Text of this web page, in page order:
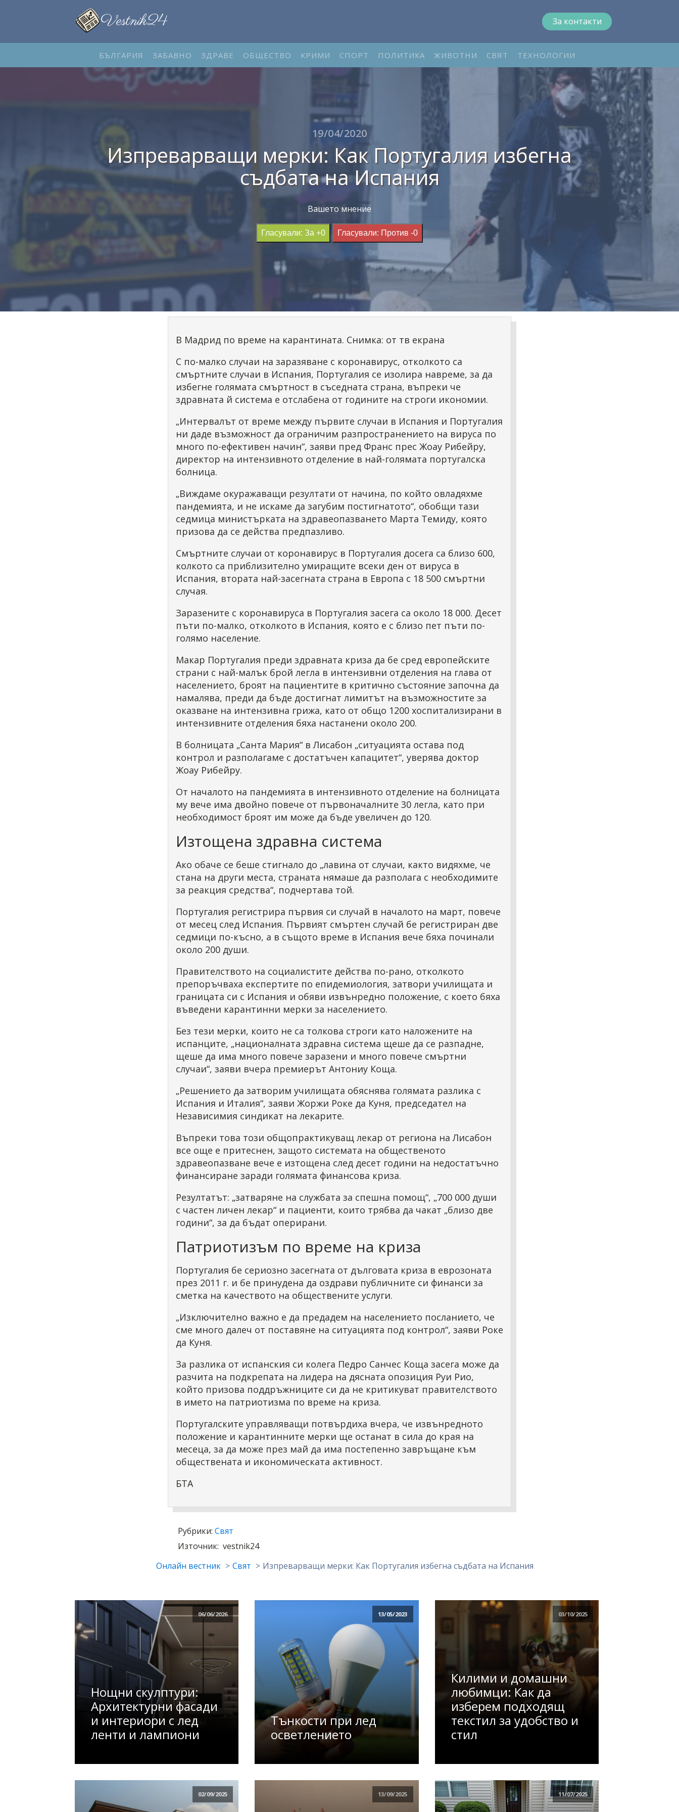
За контакти
БЪЛГАРИЯ ЗАБАВНО ЗДРАВЕ ОБЩЕСТВО КРИМИ СПОРТ ПОЛИТИКА ЖИВОТНИ СВЯТ ТЕХНОЛОГИИ
19/04/2020
Изпреварващи мерки: Как Португалия избегна
съдбата на Испания
Вашето мнение
Гласували: За +0 Гласували: Против -0
В Мадрид по време на карантината. Снимка: от тв екрана
С по-малко случаи на заразяване с коронавирус, отколкото са
смъртните случаи в Испания, Португалия се изолира навреме, за да
избегне голямата смъртност в съседната страна, въпреки че
здравната й система е отслабена от годините на строги икономии.
„Интервалът от време между първите случаи в Испания и Португалия
ни даде възможност да ограничим разпространението на вируса по
много по-ефективен начин“, заяви пред Франс прес Жоау Рибейру,
директор на интензивното отделение в най-голямата португалска
болница.
„Виждаме окуражаващи резултати от начина, по който овладяхме
пандемията, и не искаме да загубим постигнатото“, обобщи тази
седмица министърката на здравеопазването Марта Темиду, която
призова да се действа предпазливо.
Смъртните случаи от коронавирус в Португалия досега са близо 600,
колкото са приблизително умиращите всеки ден от вируса в
Испания, втората най-засегната страна в Европа с 18 500 смъртни
случая.
Заразените с коронавируса в Португалия засега са около 18 000. Десет
пъти по-малко, отколкото в Испания, която е с близо пет пъти по-
голямо население.
Макар Португалия преди здравната криза да бе сред европейските
страни с най-малък брой легла в интензивни отделения на глава от
населението, броят на пациентите в критично състояние започна да
намалява, преди да бъде достигнат лимитът на възможностите за
оказване на интензивна грижа, като от общо 1200 хоспитализирани в
интензивните отделения бяха настанени около 200.
В болницата „Санта Мария“ в Лисабон „ситуацията остава под
контрол и разполагаме с достатъчен капацитет“, уверява доктор
Жоау Рибейру.
От началото на пандемията в интензивното отделение на болницата
му вече има двойно повече от първоначалните 30 легла, като при
необходимост броят им може да бъде увеличен до 120.
Изтощена здравна система
Ако обаче се беше стигнало до „лавина от случаи, както видяхме, че
стана на други места, страната нямаше да разполага с необходимите
за реакция средства“, подчертава той.
Португалия регистрира първия си случай в началото на март, повече
от месец след Испания. Първият смъртен случай бе регистриран две
седмици по-късно, а в същото време в Испания вече бяха починали
около 200 души.
Правителството на социалистите действа по-рано, отколкото
препоръчваха експертите по епидемиология, затвори училищата и
границата си с Испания и обяви извънредно положение, с което бяха
въведени карантинни мерки за населението.
Без тези мерки, които не са толкова строги като наложените на
испанците, „националната здравна система щеше да се разпадне,
щеше да има много повече заразени и много повече смъртни
случаи“, заяви вчера премиерът Антониу Коща.
„Решението да затворим училищата обяснява голямата разлика с
Испания и Италия“, заяви Жоржи Роке да Куня, председател на
Независимия синдикат на лекарите.
Въпреки това този общопрактикуващ лекар от региона на Лисабон
все още е притеснен, защото системата на общественото
здравеопазване вече е изтощена след десет години на недостатъчно
финансиране заради голямата финансова криза.
Резултатът: „затваряне на службата за спешна помощ“, „700 000 души
с частен личен лекар“ и пациенти, които трябва да чакат „близо две
години“, за да бъдат оперирани.
Патриотизъм по време на криза
Португалия бе сериозно засегната от дълговата криза в еврозоната
през 2011 г. и бе принудена да оздрави публичните си финанси за
сметка на качеството на обществените услуги.
„Изключително важно е да предадем на населението посланието, че
сме много далеч от поставяне на ситуацията под контрол“, заяви Роке
да Куня.
За разлика от испанския си колега Педро Санчес Коща засега може да
разчита на подкрепата на лидера на дясната опозиция Руи Рио,
който призова поддръжниците си да не критикуват правителството
в името на патриотизма по време на криза.
Португалските управляващи потвърдиха вчера, че извънредното
положение и карантинните мерки ще останат в сила до края на
месеца, за да може през май да има постепенно завръщане към
обществената и икономическата активност.
БТА
Рубрики: Свят
Източник: vestnik24
Онлайн вестник
Свят Изпреварващи мерки: Как Португалия избегна съдбата на Испания
06/06/2026
Нощни скулптури:
Архитектурни фасади
и интериори с лед
ленти и лампиони
13/05/2023
Тънкости при лед
осветлението
03/10/2025
Килими и домашни
любимци: Как да
изберем подходящ
текстил за удобство и
стил
02/09/2025 13/09/2025 11/07/2025